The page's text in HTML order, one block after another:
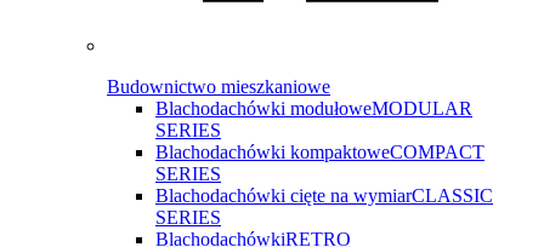
Budownictwo mieszkaniowe
Blachodachówki modułoweMODULAR
SERIES
Blachodachówki kompaktoweCOMPACT
SERIES
Blachodachówki cięte na wymiarCLASSIC
SERIES
BlachodachówkiRETRO